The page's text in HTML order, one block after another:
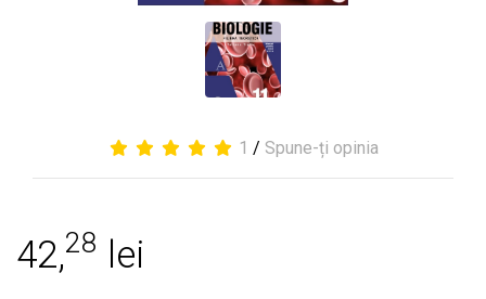
1 / Spune-ți opinia
42,28 lei